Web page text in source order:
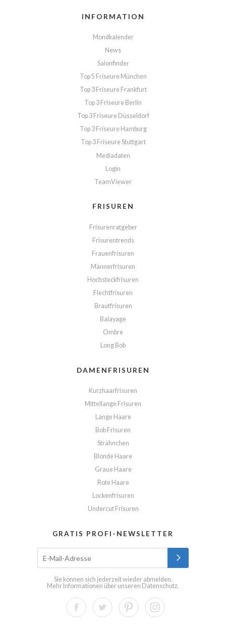
INFORMATION
Mondkalender
News
Salonfinder
Top 5 Friseure München
Top 3 Friseure Frankfurt
Top 3 Friseure Berlin
Top 3 Friseure Düsseldorf
Top 3 Friseure Hamburg
Top 3 Friseure Stuttgart
Mediadaten
Login
TeamViewer
FRISUREN
Frisurenratgeber
Frisurentrends
Frauenfrisuren
Männerfrisuren
Hochsteckfrisuren
Flechtfrisuren
Brautfrisuren
Balayage
Ombre
Long Bob
DAMENFRISUREN
Kurzhaarfrisuren
Mittellange Frisuren
Lange Haare
Bob Frisuren
Strähnchen
Blonde Haare
Graue Haare
Rote Haare
Lockenfrisuren
Undercut Frisuren
GRATIS PROFI-NEWSLETTER
Sie können sich jederzeit wieder abmelden.
Mehr Informationen über unseren Datenschutz.